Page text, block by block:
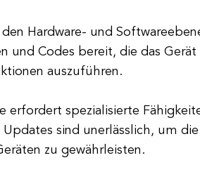
Hardware- und
und Codes bereit, die das
auszuführen.
erfordert spezialisierte
sind unerlässlich, um
zu gewährleisten.